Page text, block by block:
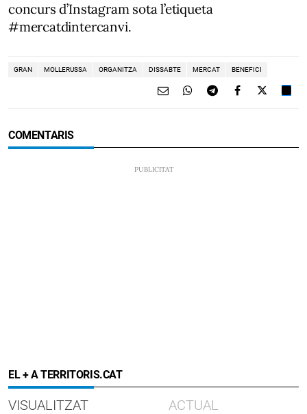
concurs d’Instagram sota l’etiqueta
#mercatdintercanvi.
GRAN MOLLERUSSA ORGANITZA DISSABTE MERCAT BENEFICI
COMENTARIS
EL + A TERRITORIS.CAT
VISUALITZAT ACTUAL